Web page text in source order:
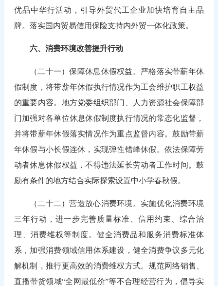
优品中华行活动，引导外贸代工企业加快培育自主品
牌。落实国内贸易信用保险支持内外贸一体化政策。
六、消费环境改善提升行动
（二十一）保障休息休假权益。严格落实带薪年休
假制度，将带薪年休假执行情况作为工会维护职工权益
的重要内容。地方党委组织部门、人力资源社会保障部
门加强对各单位休息休假制度执行情况的常态化监督，
并将带薪年休假落实情况作为重点监督内容。鼓励带薪
年休假与小长假连休，实现弹性错峰休假。依法保障劳
动者休息休假权益，不得违法延长劳动者工作时间。鼓
励有条件的地方结合实际探索设置中小学春秋假。
（二十二）营造放心消费环境。实施优化消费环境
三年行动，进一步完善质量标准、信用约束、综合治
理、消费维权等制度。健全消费品和服务消费标准体
系，加强消费领域信用体系建设，健全消费争议多元化
解机制，推行更高效的消费维权方式。规范网络销售、
直播带货领域“全网最低价”等不合理经营行为，倡导实